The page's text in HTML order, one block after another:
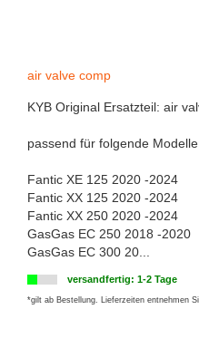
air valve comp
KYB Original Ersatzteil: air
passend für folgende
Fantic XE 125 2020 -2024
Fantic XX 125 2020 -2024
Fantic XX 250 2020 -2024
GasGas EC 250 2018 -2020
GasGas EC 300 20...
versandfertig: 1-2 Tage
*gilt ab Bestellung. Lieferzeiten entnehmen